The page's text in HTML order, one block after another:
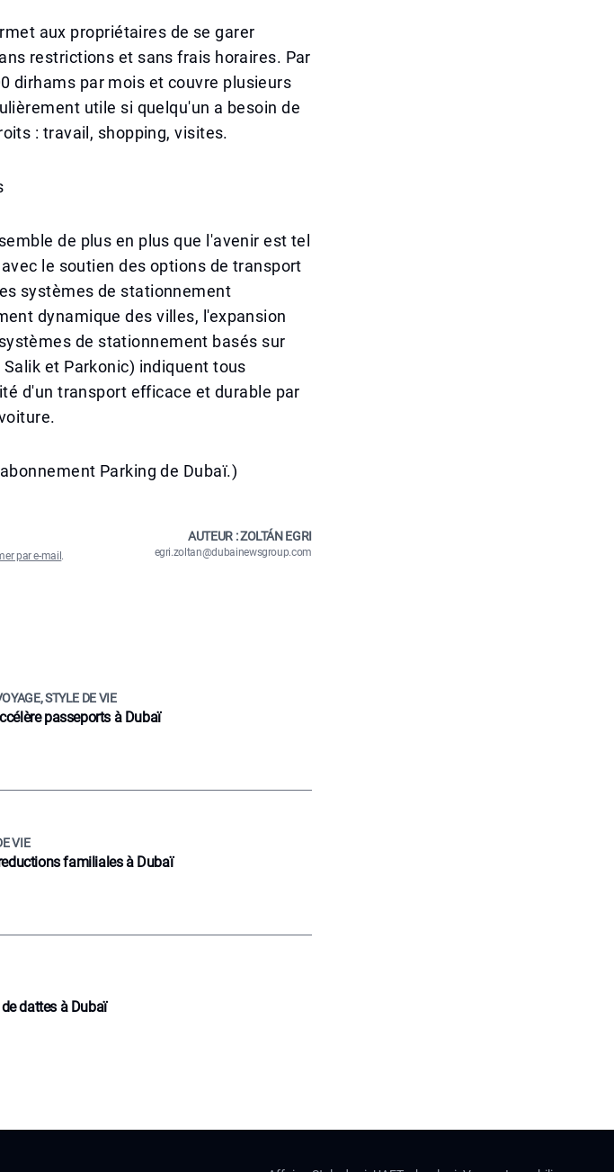
aux propriétaires de se garer
restrictions et sans frais horaires. Par
dirhams par mois et couvre plusieurs
utile si quelqu'un a besoin de
: travail, shopping, visites.
de plus en plus que l'avenir est tel
le soutien des options de transport
systèmes de stationnement
dynamique des villes, l'expansion
de stationnement basés sur
et Parkonic) indiquent tous
d'un transport efficace et durable par
Parking de Dubaï.)
par e-mail .
AUTEUR : ZOLTÁN EGRI
egri.zoltan@dubainewsgroup.com
STYLE DE VIE
passeports à Dubaï
VIE
familiales à Dubaï
dattes à Dubaï